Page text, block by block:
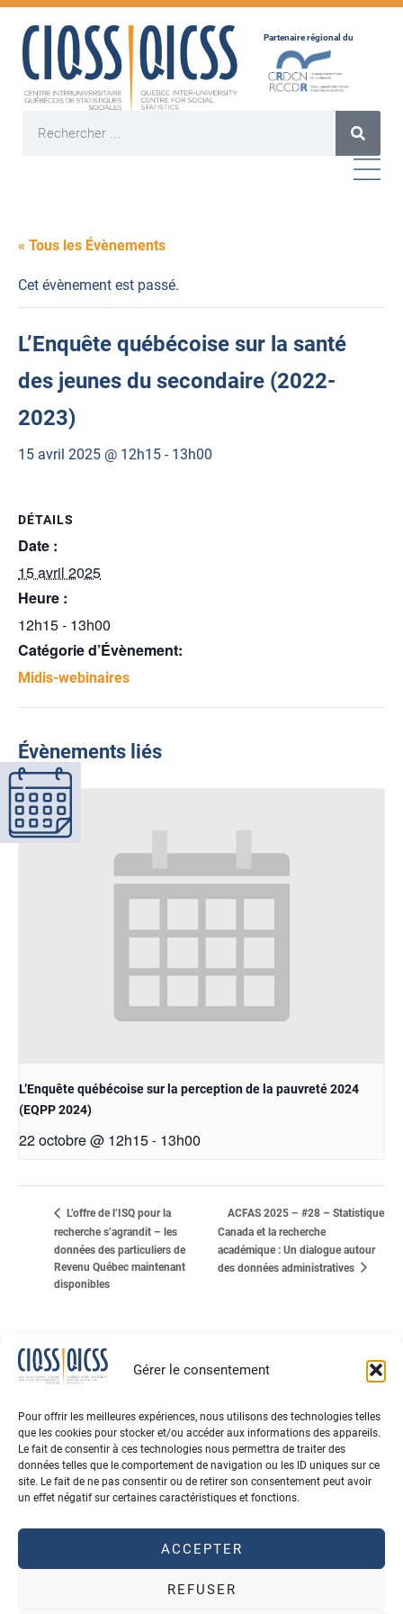
Gérer le consentement
Pour offrir les meilleures expériences, nous utilisons des technologies telles
que les cookies pour stocker et/ou accéder aux informations des appareils.
Le fait de consentir à ces technologies nous permettra de traiter des
données telles que le comportement de navigation ou les ID uniques sur ce
site. Le fait de ne pas consentir ou de retirer son consentement peut avoir
un effet négatif sur certaines caractéristiques et fonctions.
ACCEPTER
REFUSER
Partenaire régional du
« Tous les Évènements
Cet évènement est passé.
L’Enquête québécoise sur la santé
des jeunes du secondaire (2022-
2023)
15 avril 2025 @ 12h15 - 13h00
DÉTAILS
Date :
15 avril 2025
Heure :
12h15 - 13h00
Catégorie d’Évènement:
Midis-webinaires
Évènements liés
L’Enquête québécoise sur la perception de la pauvreté 2024
(EQPP 2024)
22 octobre @ 12h15- 13h00
L’offre de l’ISQ pour la
recherche s’agrandit – les
données des particuliers de
Revenu Québec maintenant
disponibles
ACFAS 2025 – #28 – Statistique
Canada et la recherche
académique : Un dialogue autour
des données administratives
ABONNEMENT À L'INFOLETTRE